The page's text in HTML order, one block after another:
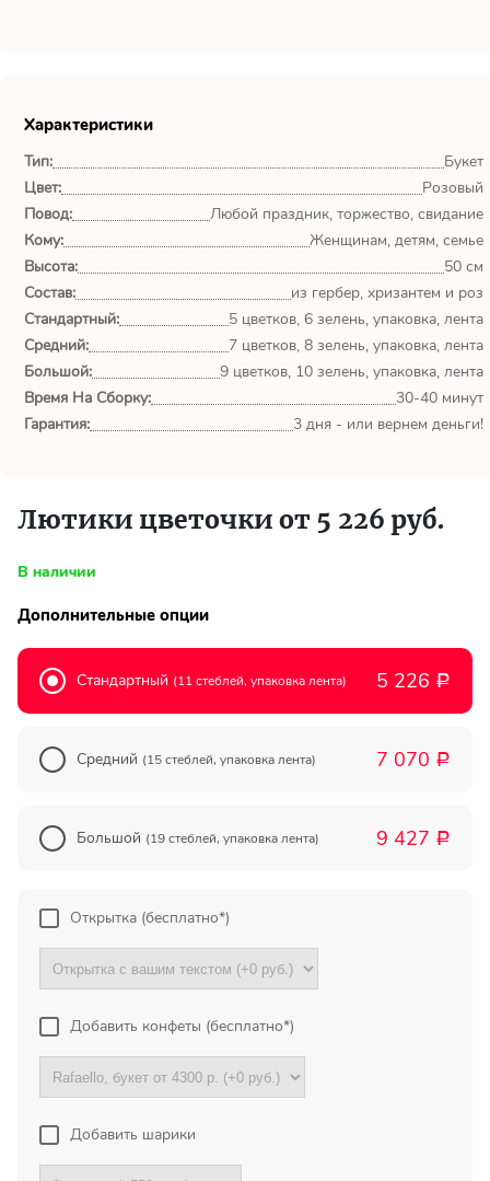
Тымовское,
world.ru, очень рада что
выбрала Вас. Букет
изумительный!
Ульяна
Тымовское,
вовремя. Не подвели. Цветы
свежие. Спасибо.
Тымовское,
Прекрасный букет отличная
Сахалинская
Огромное спасибо за
компетентную помощь в
выборе букета. Спасибо
большое. Доставка пришла
вовремя. Остаюсь Вашим
клиентом!
Тамара
Гидроторф,
область
Характеристики
Тип:
Букет
Цвет:
Розовый
Повод:
Любой праздник, торжество, свидание
Кому:
Женщинам, детям, семье
Высота:
50 см
Состав:
из гербер, хризантем и роз
Стандартный:
5 цветков, 6 зелень, упаковка, лента
Средний:
7 цветков, 8 зелень, упаковка, лента
Большой:
9 цветков, 10 зелень, упаковка, лента
Время На Сборку:
30-40 минут
Гарантия:
3 дня - или вернем деньги!
Лютики цветочки от 5 226 руб.
В наличии
Дополнительные опции
Стандартный (11 стеблей, упаковка лента) 5 226 Р
Средний (15 стеблей, упаковка лента) 7 070 Р
Большой (19 стеблей, упаковка лента) 9 427 Р
Открытка (бесплатно*)
Добавить конфеты (бесплатно*)
Добавить шарики